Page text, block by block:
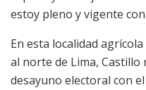
estoy pleno y vigente
En esta localidad
al norte de Lima,
desayuno electoral con